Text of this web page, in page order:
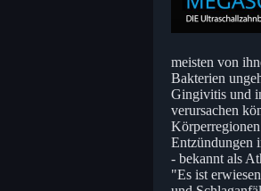
meisten von
Bakterien
Gingivitis und
verursachen
Entzündungen
- bekannt als
"Es ist